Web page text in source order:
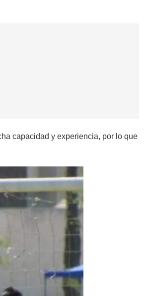
capacidad y experiencia, por lo que